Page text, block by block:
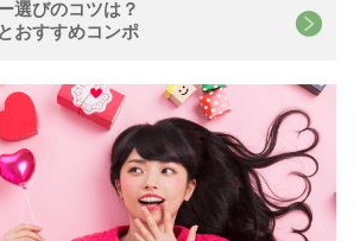
選びのコツは？
おすすめコンポ